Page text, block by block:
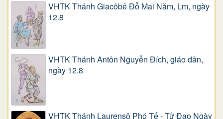
VHTK Thánh Giacôbê Ðỗ Mai Năm, Lm, ngày
12.8
VHTK Thánh Antôn Nguyễn Ðích, giáo dân,
ngày 12.8
VHTK Thánh Laurensô Phó Tế - Tử Đạo Ngày